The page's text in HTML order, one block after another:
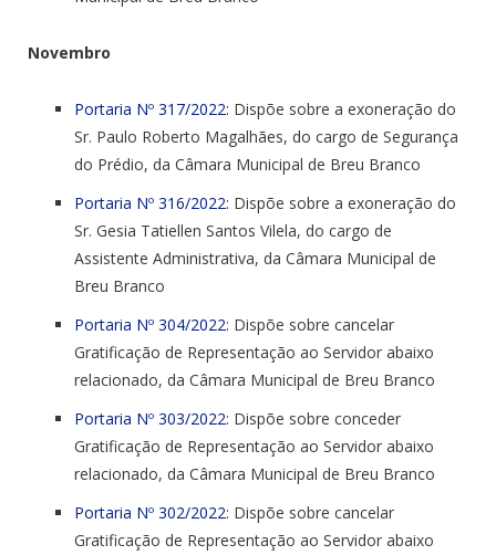
Novembro
Portaria Nº 317/2022: Dispõe sobre a exoneração do
Sr. Paulo Roberto Magalhães, do cargo de Segurança
do Prédio, da Câmara Municipal de Breu Branco
Portaria Nº 316/2022: Dispõe sobre a exoneração do
Sr. Gesia Tatiellen Santos Vilela, do cargo de
Assistente Administrativa, da Câmara Municipal de
Breu Branco
Portaria Nº 304/2022: Dispõe sobre cancelar
Gratificação de Representação ao Servidor abaixo
relacionado, da Câmara Municipal de Breu Branco
Portaria Nº 303/2022: Dispõe sobre conceder
Gratificação de Representação ao Servidor abaixo
relacionado, da Câmara Municipal de Breu Branco
Portaria Nº 302/2022: Dispõe sobre cancelar
Gratificação de Representação ao Servidor abaixo